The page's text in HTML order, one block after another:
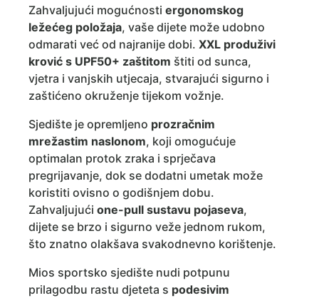
Zahvaljujući mogućnosti ergonomskog
ležećeg položaja, vaše dijete može udobno
odmarati već od najranije dobi. XXL produživi
krović s UPF50+ zaštitom štiti od sunca,
vjetra i vanjskih utjecaja, stvarajući sigurno i
zaštićeno okruženje tijekom vožnje.
Sjedište je opremljeno prozračnim
mrežastim naslonom, koji omogućuje
optimalan protok zraka i sprječava
pregrijavanje, dok se dodatni umetak može
koristiti ovisno o godišnjem dobu.
Zahvaljujući one-pull sustavu pojaseva,
dijete se brzo i sigurno veže jednom rukom,
što znatno olakšava svakodnevno korištenje.
Mios sportsko sjedište nudi potpunu
prilagodbu rastu djeteta s podesivim